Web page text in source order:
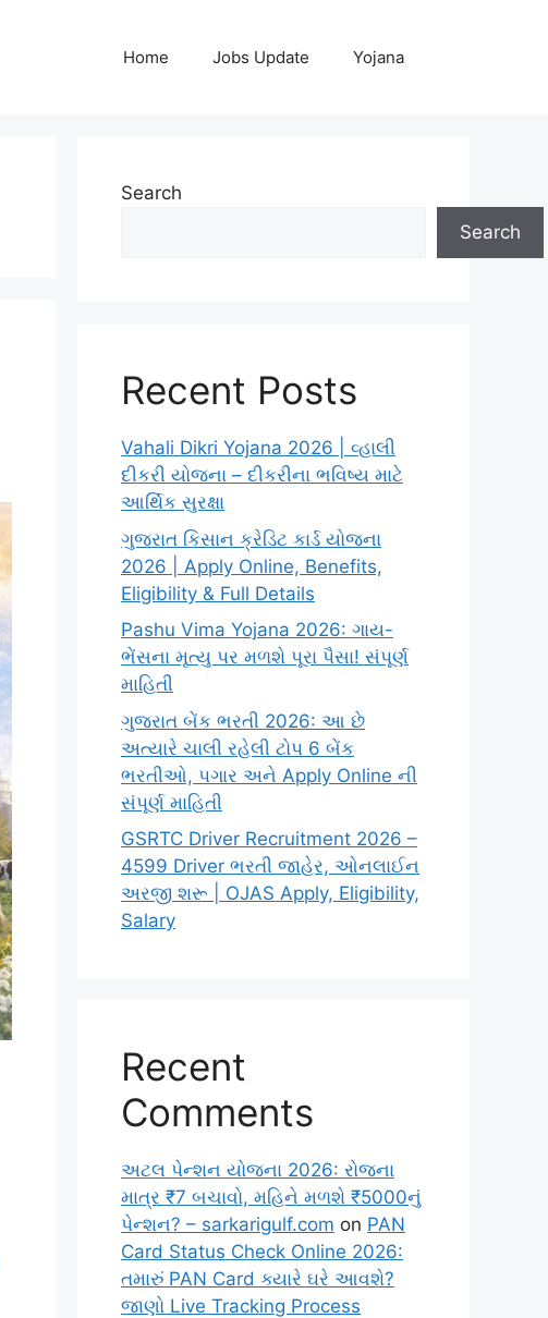
Home Jobs Update Yojana
Search
Search
Recent Posts
Vahali Dikri Yojana 2026 | વ્હાલી
દીકરી યોજના – દીકરીના ભવિષ્ય માટે
આર્થિક સુરક્ષા
ગુજરાત કિસાન ક્રેડિટ કાર્ડ યોજના
2026 | Apply Online, Benefits,
Eligibility & Full Details
Pashu Vima Yojana 2026: ગાય-
ભેંસના મૃત્યુ પર મળશે પૂરા પૈસા! સંપૂર્ણ
માહિતી
ગુજરાત બેંક ભરતી 2026: આ છે
અત્યારે ચાલી રહેલી ટોપ 6 બેંક
ભરતીઓ, પગાર અને Apply Online ની
સંપૂર્ણ માહિતી
GSRTC Driver Recruitment 2026 –
4599 Driver ભરતી જાહેર, ઓનલાઈન
અરજી શરૂ | OJAS Apply, Eligibility,
Salary
Recent
Comments
અટલ પેન્શન યોજના 2026: રોજના
માત્ર ₹7 બચાવો, મહિને મળશે ₹5000નું
પેન્શન? – sarkarigulf.com on PAN
Card Status Check Online 2026:
તમારું PAN Card ક્યારે ઘરે આવશે?
જાણો Live Tracking Process